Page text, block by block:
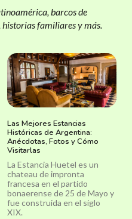
barcos de
historias familiares y más.
Las Mejores Estancias
Históricas de Argentina:
Anécdotas, Fotos y Cómo
Visitarlas
La Estancia Huetel es un
chateau de impronta
francesa en el partido
bonaerense de 25 de Mayo y
fue construida en el siglo
XIX.